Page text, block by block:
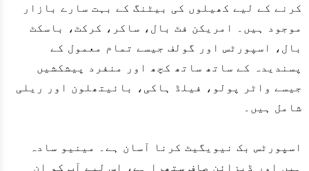
کرنے کے لیے کھیلوں کی بیٹنگ کے بہت سارے بازار
موجود ہیں۔ امریکن فٹ بال، ساکر، کرکٹ، باسکٹ
بال، اسپورٹس اور گولف جیسے تمام معمول کے
پسندیدہ کے ساتھ ساتھ کچھ اور منفرد پیشکشیں
جیسے واٹر پولو، فیلڈ ہاکی، بائیتھلون اور ریلی
شامل ہیں۔
اسپورٹس بک نیویگیٹ کرنا آسان ہے۔ مینیو سادہ
ہیں اور ڈیزائن صاف ستھرا ہے، اس لیے آپ کو ان